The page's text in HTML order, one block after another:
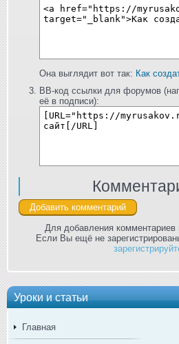
Уроки и статьи
Главная
Она выглядит вот так: Как
BB-код ссылки для форумов
её в подписи):
Для добавления комментариев
Если Вы ещё не